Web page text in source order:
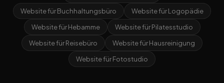
Website für Buchhaltungsbüro
Website für Logopädie
Website für Hebamme
Website für Pilatesstudio
Website für Reisebüro
Website für Hausreinigung
Website für Fotostudio